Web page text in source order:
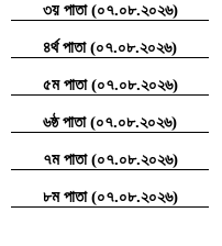
৩য় পাতা (০৭.০৮.২০২৬)
৪র্থ পাতা (০৭.০৮.২০২৬)
৫ম পাতা (০৭.০৮.২০২৬)
৬ষ্ঠ পাতা (০৭.০৮.২০২৬)
৭ম পাতা (০৭.০৮.২০২৬)
৮ম পাতা (০৭.০৮.২০২৬)